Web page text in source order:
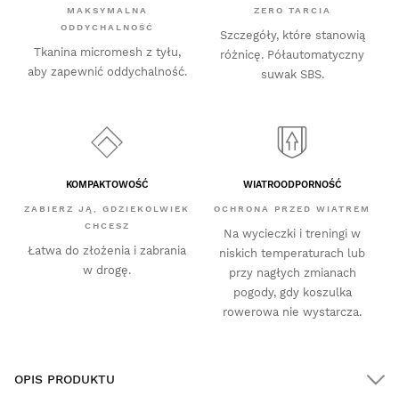
MAKSYMALNA
ODDYCHALNOŚĆ
Tkanina micromesh z tyłu,
aby zapewnić oddychalność.
ZERO TARCIA
Szczegóły, które stanowią
różnicę. Półautomatyczny
suwak SBS.
KOMPAKTOWOŚĆ
ZABIERZ JĄ, GDZIEKOLWIEK
CHCESZ
Łatwa do złożenia i zabrania
w drogę.
WIATROODPORNOŚĆ
OCHRONA PRZED WIATREM
Na wycieczki i treningi w
niskich temperaturach lub
przy nagłych zmianach
pogody, gdy koszulka
rowerowa nie wystarcza.
OPIS PRODUKTU